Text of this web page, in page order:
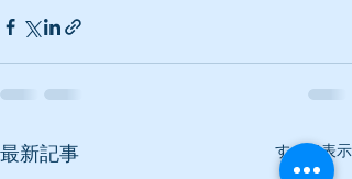
最新記事 すべて表示